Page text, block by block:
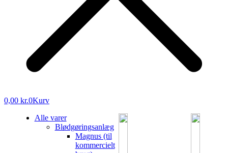
0,00 kr.0Kurv
Alle varer
Blødgøringsanlæg
Magnus (til
kommercielt